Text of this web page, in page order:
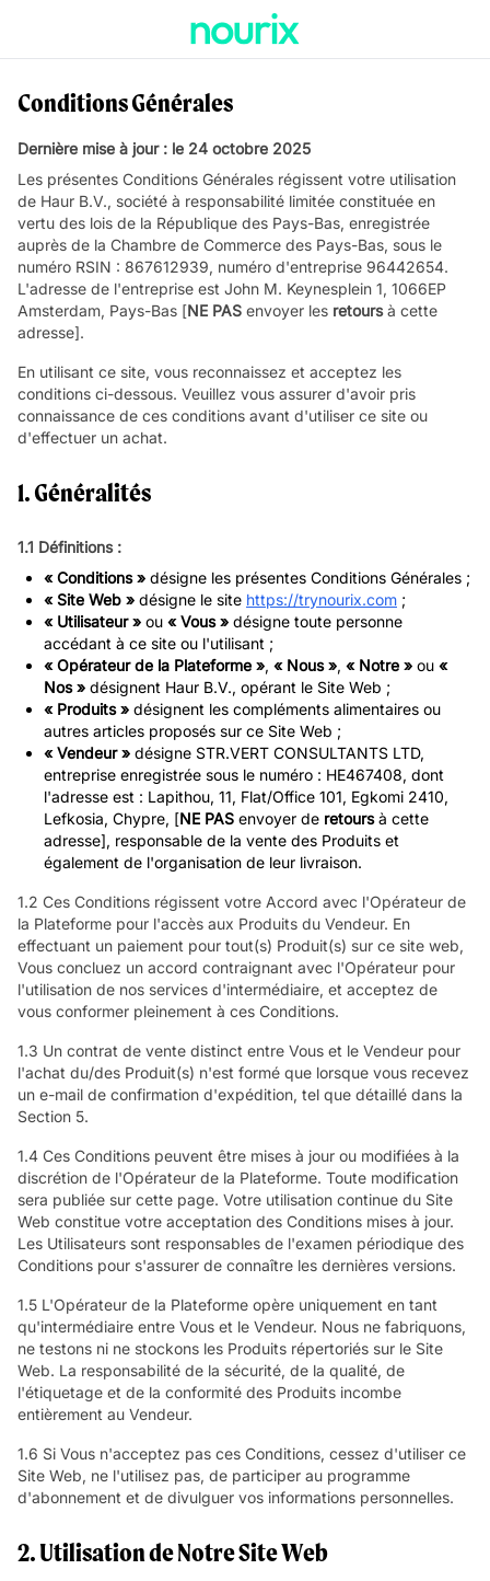
Conditions Générales
Dernière mise à jour : le 24 octobre 2025
Les présentes Conditions Générales régissent votre utilisation
de Haur B.V., société à responsabilité limitée constituée en
vertu des lois de la République des Pays-Bas, enregistrée
auprès de la Chambre de Commerce des Pays-Bas, sous le
numéro RSIN : 867612939, numéro d'entreprise 96442654.
L'adresse de l'entreprise est John M. Keynesplein 1, 1066EP
Amsterdam, Pays-Bas [NE PAS envoyer les retoursà cette
adresse].
En utilisant ce site, vous reconnaissez et acceptez les
conditions ci-dessous. Veuillez vous assurer d'avoir pris
connaissance de ces conditions avant d'utiliser ce site ou
d'effectuer un achat.
1. Généralités
1.1 Définitions :
« Conditions » désigne les présentes Conditions Générales ;
« Site Web » désigne le site https://trynourix.com ;
« Utilisateur » ou « Vous » désigne toute personne
accédant à ce site ou l'utilisant ;
« Opérateur de la Plateforme », « Nous », « Notre » ou «
Nos » désignent Haur B.V., opérant le Site Web ;
« Produits » désignent les compléments alimentaires ou
autres articles proposés sur ce Site Web ;
« Vendeur » désigne STR.VERT CONSULTANTS LTD,
entreprise enregistrée sous le numéro : HE467408, dont
l'adresse est : Lapithou, 11, Flat/Office 101, Egkomi 2410,
Lefkosia, Chypre, [NE PAS envoyer de retoursà cette
adresse], responsable de la vente des Produits et
également de l'organisation de leur livraison.
1.2 Ces Conditions régissent votre Accord avec l'Opérateur de
la Plateforme pour l'accès aux Produits du Vendeur. En
effectuant un paiement pour tout(s) Produit(s) sur ce site web,
Vous concluez un accord contraignant avec l'Opérateur pour
l'utilisation de nos services d'intermédiaire, et acceptez de
vous conformer pleinement à ces Conditions.
1.3 Un contrat de vente distinct entre Vous et le Vendeur pour
l'achat du/des Produit(s) n'est formé que lorsque vous recevez
un e-mail de confirmation d'expédition, tel que détaillé dans la
Section 5.
1.4 Ces Conditions peuvent être mises à jour ou modifiées à la
discrétion de l'Opérateur de la Plateforme. Toute modification
sera publiée sur cette page. Votre utilisation continue du Site
Web constitue votre acceptation des Conditions mises à jour.
Les Utilisateurs sont responsables de l'examen périodique des
Conditions pour s'assurer de connaître les dernières versions.
1.5 L'Opérateur de la Plateforme opère uniquement en tant
qu'intermédiaire entre Vous et le Vendeur. Nous ne fabriquons,
ne testons ni ne stockons les Produits répertoriés sur le Site
Web. La responsabilité de la sécurité, de la qualité, de
l'étiquetage et de la conformité des Produits incombe
entièrement au Vendeur.
1.6 Si Vous n'acceptez pas ces Conditions, cessez d'utiliser ce
Site Web, ne l'utilisez pas, de participer au programme
d'abonnement et de divulguer vos informations personnelles.
2. Utilisation de Notre Site Web